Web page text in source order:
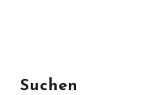
Suchen